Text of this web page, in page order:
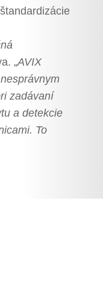
„AVIX
zadávaní
a detekcie
To